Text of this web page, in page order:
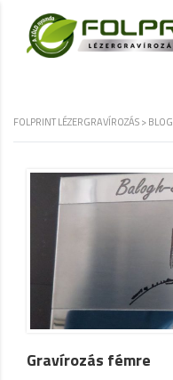
FOLPRINT LÉZERGRAVÍROZÁS>BLOG
Gravírozás fémre